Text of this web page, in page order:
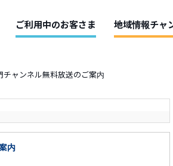
ご利用中のお客さま 地域情報チャ
ャンネル無料放送のご案内
内